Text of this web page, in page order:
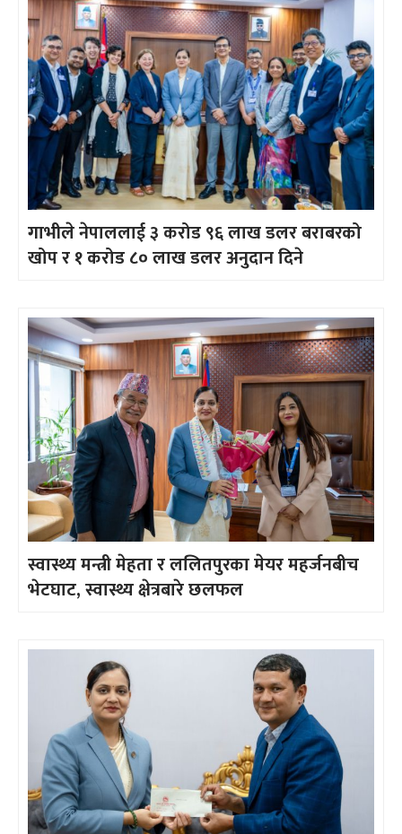
गाभीले नेपाललाई ३ करोड ९६ लाख डलर बराबरको
खोप र १ करोड ८० लाख डलर अनुदान दिने
स्वास्थ्य मन्त्री मेहता र ललितपुरका मेयर महर्जनबीच
भेटघाट, स्वास्थ्य क्षेत्रबारे छलफल